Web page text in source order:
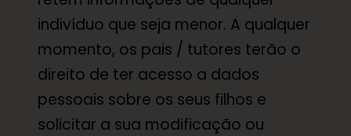
indivíduo que seja menor. A qualquer
momento, os pais / tutores terão o
direito de ter acesso a dados
pessoais sobre os seus filhos e
solicitar a sua modificação ou